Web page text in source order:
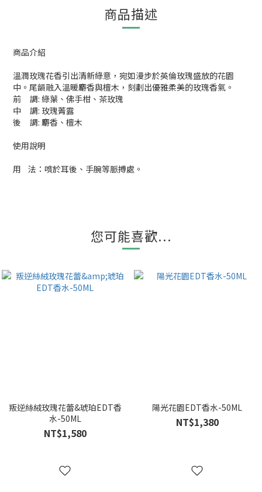
商品描述
商品介紹
溫潤玫瑰花香引出清新綠意，宛如漫步於英倫玫瑰盛放的花園
中。尾韻融入溫暖麝香與檀木，刻劃出優雅柔美的玫瑰香氣。
前 調: 綠葉、佛手柑、茶玫瑰
中 調: 玫瑰菁露
後 調: 麝香、檀木
使用說明
用 法：噴於耳後、手腕等脈搏處。
您可能喜歡...
叛逆絲絨玫瑰花蕾&琥珀EDT香
水-50ML
NT$1,580
陽光花園EDT香水-50ML
NT$1,380